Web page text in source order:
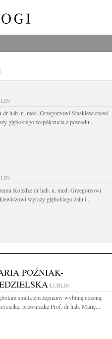
dr hab. n. med. Grzegorzowi Staśkiewiczowi
głębokiego współczucia z powodu...
Koledze dr hab. n. med. Grzegorzowi
wyrazy głębokiego żalu i...
POŹNIAK-
LUBLIN
smutkiem żegnamy wybitną uczoną,
prawniczkę Prof. dr hab. Marię...